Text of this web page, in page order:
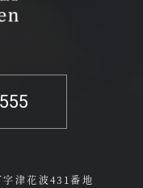
津花波431番地